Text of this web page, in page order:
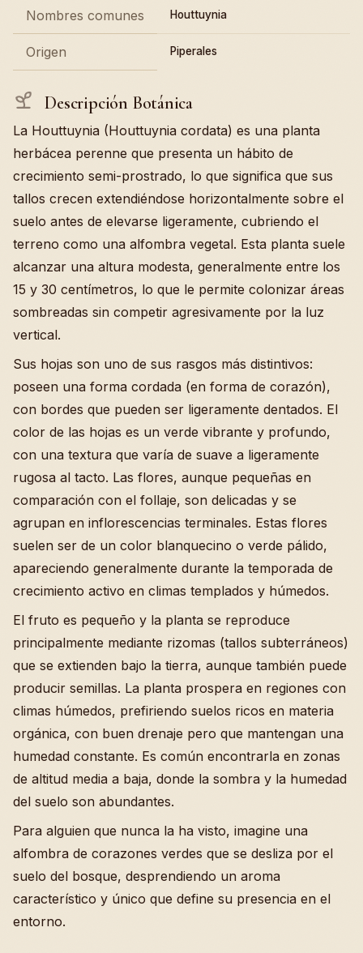
Nombres comunes Houttuynia
Origen Piperales
Descripción Botánica
La Houttuynia (Houttuynia cordata) es una planta
herbácea perenne que presenta un hábito de
crecimiento semi-prostrado, lo que significa que sus
tallos crecen extendiéndose horizontalmente sobre el
suelo antes de elevarse ligeramente, cubriendo el
terreno como una alfombra vegetal. Esta planta suele
alcanzar una altura modesta, generalmente entre los
15 y 30 centímetros, lo que le permite colonizar áreas
sombreadas sin competir agresivamente por la luz
vertical.
Sus hojas son uno de sus rasgos más distintivos:
poseen una forma cordada (en forma de corazón),
con bordes que pueden ser ligeramente dentados. El
color de las hojas es un verde vibrante y profundo,
con una textura que varía de suave a ligeramente
rugosa al tacto. Las flores, aunque pequeñas en
comparación con el follaje, son delicadas y se
agrupan en inflorescencias terminales. Estas flores
suelen ser de un color blanquecino o verde pálido,
apareciendo generalmente durante la temporada de
crecimiento activo en climas templados y húmedos.
El fruto es pequeño y la planta se reproduce
principalmente mediante rizomas (tallos subterráneos)
que se extienden bajo la tierra, aunque también puede
producir semillas. La planta prospera en regiones con
climas húmedos, prefiriendo suelos ricos en materia
orgánica, con buen drenaje pero que mantengan una
humedad constante. Es común encontrarla en zonas
de altitud media a baja, donde la sombra y la humedad
del suelo son abundantes.
Para alguien que nunca la ha visto, imagine una
alfombra de corazones verdes que se desliza por el
suelo del bosque, desprendiendo un aroma
característico y único que define su presencia en el
entorno.